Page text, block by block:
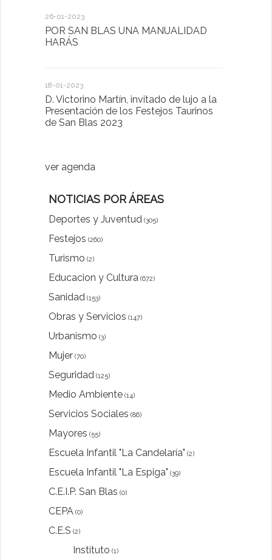
26-01-2023
POR SAN BLAS UNA MANUALIDAD
HARÁS
18-01-2023
D. Victorino Martín, invitado de lujo a la
Presentación de los Festejos Taurinos
de San Blas 2023
ver agenda
NOTICIAS POR ÁREAS
Deportes y Juventud (305)
Festejos (260)
Turismo (2)
Educacion y Cultura (672)
Sanidad (153)
Obras y Servicios (147)
Urbanismo (3)
Mujer (70)
Seguridad (125)
Medio Ambiente (14)
Servicios Sociales (86)
Mayores (55)
Escuela Infantil "La Candelaría" (2)
Escuela Infantil "La Espiga" (39)
C.E.I.P. San Blas (0)
CEPA (0)
C.E.S (2)
Instituto (1)